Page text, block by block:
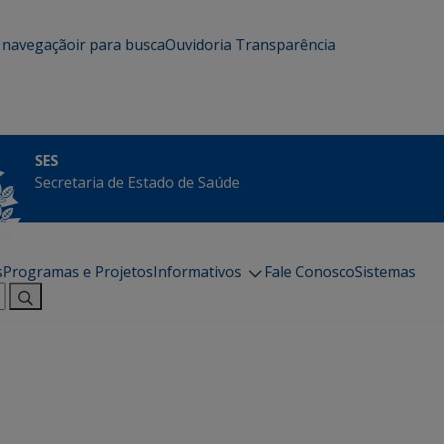
ir para buscaOuvidoria Transparência
SES
Secretaria de Estado de Saúde
Programas e ProjetosInformativos Fale ConoscoSistemas